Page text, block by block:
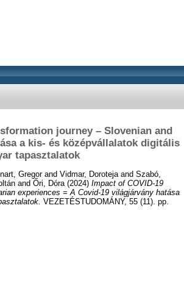
journey – Slovenian and
a kis- és középvállalatok digitális
tapasztalatok
Gregorand Vidmar, Doroteja and Szabó,
and Őri, Dóra (2024) Impact of COVID-19
experiences = A Covid-19 világjárvány hatása
VEZETÉSTUDOMÁNY, 55 (11). pp.